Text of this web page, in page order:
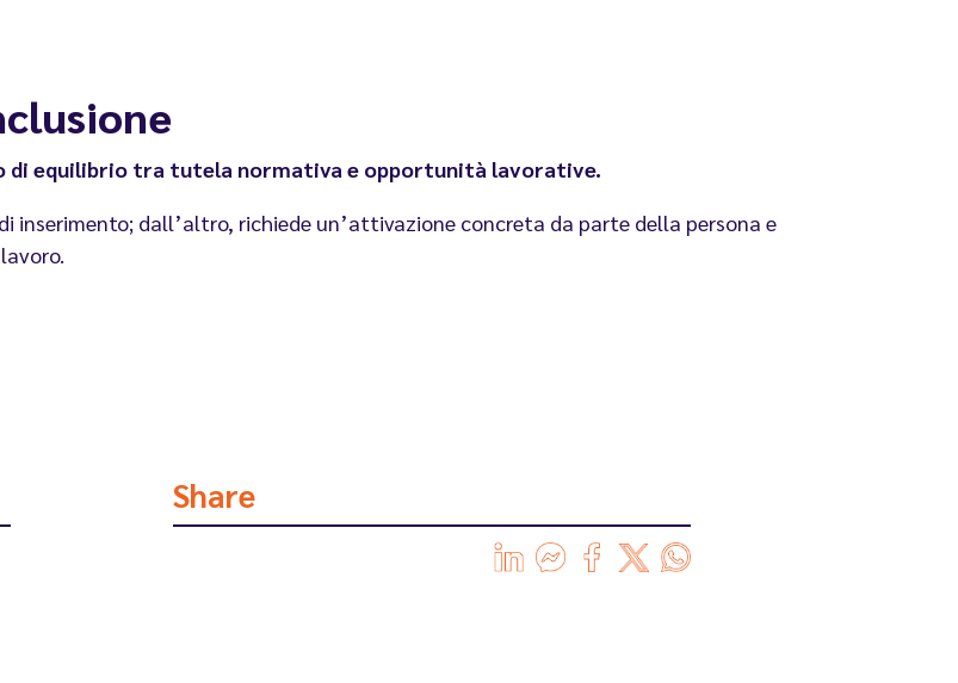
di equilibrio tra tutela normativa e opportunità lavorative.
inserimento; dall’altro, richiede un’attivazione concreta da parte della persona e
Share